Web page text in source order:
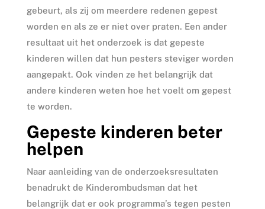
gebeurt, als zij om meerdere redenen gepest
worden en als ze er niet over praten. Een ander
resultaat uit het onderzoek is dat gepeste
kinderen willen dat hun pesters steviger worden
aangepakt. Ook vinden ze het belangrijk dat
andere kinderen weten hoe het voelt om gepest
te worden.
Gepeste kinderen beter
helpen
Naar aanleiding van de onderzoeksresultaten
benadrukt de Kinderombudsman dat het
belangrijk dat er ook programma’s tegen pesten